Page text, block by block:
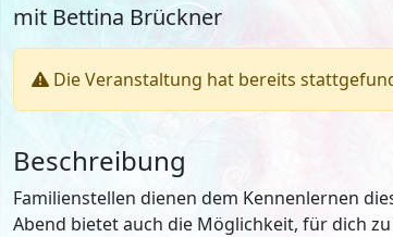
mit Bettina Brückner
Die Veranstaltung hat bereits
Beschreibung
Familienstellen dienen dem Kennenlernen
Abend bietet auch die Möglichkeit, für dich